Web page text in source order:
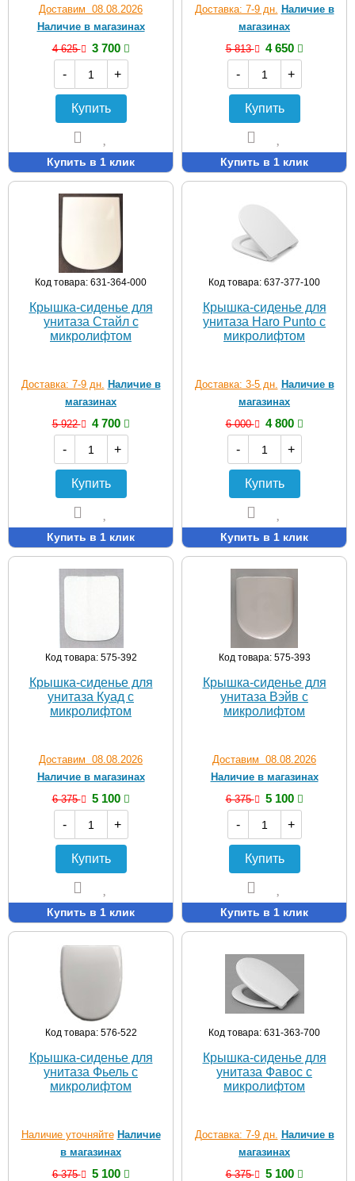
Доставим 08.08.2026
Наличие в магазинах
4 625
3 700
-
+
Купить
Купить в 1 клик
Доставка: 7-9 дн. Наличие в
магазинах
5 813
4 650
-
+
Купить
Купить в 1 клик
Код товара: 631-364-000
Крышка-сиденье для
унитаза Стайл с
микролифтом
Доставка: 7-9 дн. Наличие в
магазинах
5 922
4 700
-
+
Купить
Купить в 1 клик
Код товара: 637-377-100
Крышка-сиденье для
унитаза Haro Punto с
микролифтом
Доставка: 3-5 дн. Наличие в
магазинах
6 000
4 800
-
+
Купить
Купить в 1 клик
Код товара: 575-392
Крышка-сиденье для
унитаза Куад с
микролифтом
Доставим 08.08.2026
Наличие в магазинах
6 375
5 100
-
+
Купить
Купить в 1 клик
Код товара: 575-393
Крышка-сиденье для
унитаза Вэйв с
микролифтом
Доставим 08.08.2026
Наличие в магазинах
6 375
5 100
-
+
Купить
Купить в 1 клик
Код товара: 576-522
Крышка-сиденье для
унитаза Фьель с
микролифтом
Наличие уточняйте Наличие
в магазинах
6 375
5 100
Код товара: 631-363-700
Крышка-сиденье для
унитаза Фавос с
микролифтом
Доставка: 7-9 дн. Наличие в
магазинах
6 375
5 100